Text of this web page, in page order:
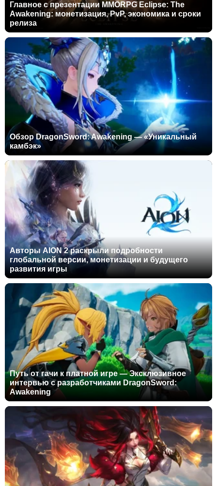
Главное с презентации MMORPG Eclipse: The
Awakening: монетизация, PvP, экономика и сроки
релиза
Обзор DragonSword: Awakening — «Уникальный
камбэк»
Авторы AION 2 раскрыли подробности
глобальной версии, монетизации и будущего
развития игры
Путь от гачи к платной игре — Эксклюзивное
интервью с разработчиками DragonSword:
Awakening